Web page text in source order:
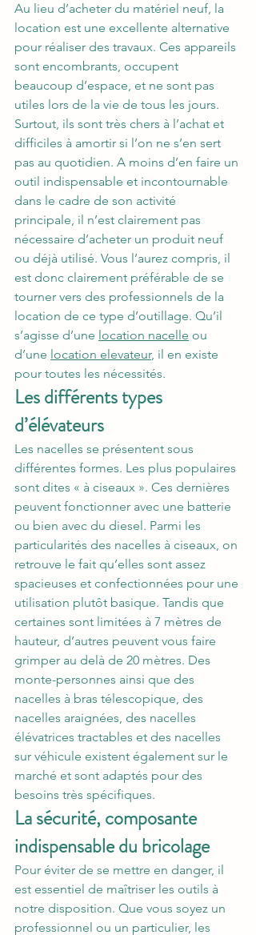
Au lieu d’acheter du matériel neuf, la
location est une excellente alternative
pour réaliser des travaux. Ces appareils
sont encombrants, occupent
beaucoup d’espace, et ne sont pas
utiles lors de la vie de tous les jours.
Surtout, ils sont très chers à l’achat et
difficiles à amortir si l’on ne s’en sert
pas au quotidien. A moins d’en faire un
outil indispensable et incontournable
dans le cadre de son activité
principale, il n’est clairement pas
nécessaire d’acheter un produit neuf
ou déjà utilisé. Vous l’aurez compris, il
est donc clairement préférable de se
tourner vers des professionnels de la
location de ce type d’outillage. Qu’il
s’agisse d’une location nacelle ou
d’une location elevateur, il en existe
pour toutes les nécessités.
Les différents types
d’élévateurs
Les nacelles se présentent sous
différentes formes. Les plus populaires
sont dites « à ciseaux ». Ces dernières
peuvent fonctionner avec une batterie
ou bien avec du diesel. Parmi les
particularités des nacelles à ciseaux, on
retrouve le fait qu’elles sont assez
spacieuses et confectionnées pour une
utilisation plutôt basique. Tandis que
certaines sont limitées à 7 mètres de
hauteur, d’autres peuvent vous faire
grimper au delà de 20 mètres. Des
monte-personnes ainsi que des
nacelles à bras télescopique, des
nacelles araignées, des nacelles
élévatrices tractables et des nacelles
sur véhicule existent également sur le
marché et sont adaptés pour des
besoins très spécifiques.
La sécurité, composante
indispensable du bricolage
Pour éviter de se mettre en danger, il
est essentiel de maîtriser les outils à
notre disposition. Que vous soyez un
professionnel ou un particulier, les